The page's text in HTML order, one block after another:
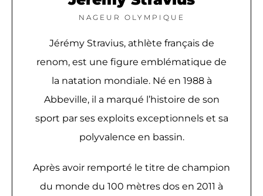
NAGEUR OLYMPIQUE
Jérémy Stravius, athlète français de
renom, est une figure emblématique de
la natation mondiale. Né en 1988 à
Abbeville, il a marqué l’histoire de son
sport par ses exploits exceptionnels et sa
polyvalence en bassin.
Après avoir remporté le titre de champion
du monde du 100 mètres dos en 2011 à